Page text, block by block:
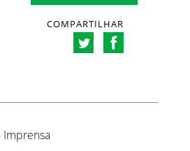
COMPARTILHAR
Imprensa